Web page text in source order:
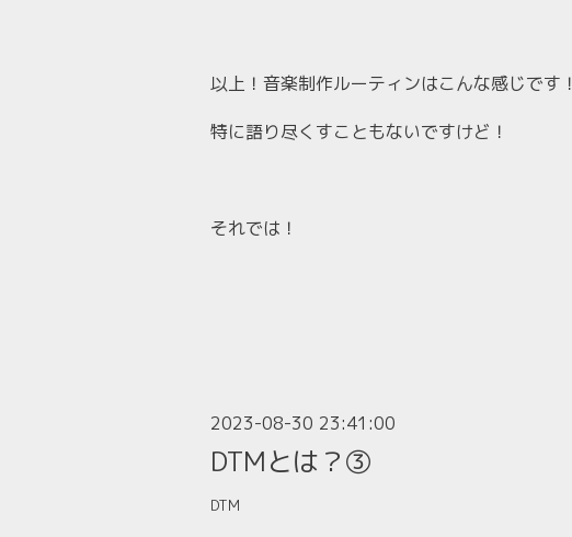
以上！音楽制作ルーティンはこんな感じです！
特に語り尽くすこともないですけど！
それでは！
2023-08-30 23:41:00
DTMとは？③
DTM